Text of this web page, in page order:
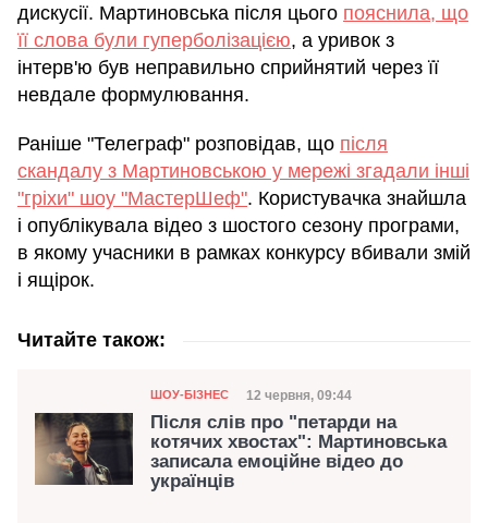
дискусії. Мартиновська після цього пояснила, що
її слова були гуперболізацією, а уривок з
інтерв'ю був неправильно сприйнятий через її
невдале формулювання.
Раніше "Телеграф" розповідав, що після
скандалу з Мартиновською у мережі згадали інші
"гріхи" шоу "МастерШеф". Користувачка знайшла
і опублікувала відео з шостого сезону програми,
в якому учасники в рамках конкурсу вбивали змій
і ящірок.
Читайте також:
Категорія
ШОУ-БІЗНЕС Дата публікації
12 червня, 09:44
Після слів про "петарди на
котячих хвостах": Мартиновська
записала емоційне відео до
українців